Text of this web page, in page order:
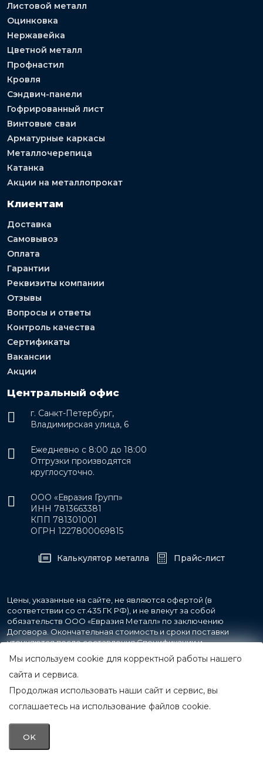
Листовой металл
Оцинковка
Нержавейка
Цветной металл
Профнастил
Кровля
Сэндвич-панели
Гофрированный лист
Винтовые сваи
Арматурные каркасы
Металлочерепица
Катанка
Акции на металлопрокат
Клиентам
Доставка
Самовывоз
Оплата
Гарантии
Реквизиты компании
Отзывы
Вопросы и ответы
Контроль качества
Сертификаты
Вакансии
Акции
Центральный офис
г. Санкт-Петербург,
Владимирская улица, 6
Ежедневно с 8:00 до 18:00
Отгрузки производятся
круглосуточно.
ООО «Евразия Групп»
ИНН 7813663381
КПП 781301001
ОГРН 1227800069815
Калькулятор металла Прайс-лист
Цены, указанные на сайте, не являются офертой (в
соответствии со ст.435 ГК РФ), и не влекут за собой
обязательств ООО «Евразия Металл» по заключению
Договора. Окончательная стоимость и сроки поставки
уточняются после составления Спецификации и
фиксируются в Счете на оплату, а также Спецификации на
поставку товара.
© 2007-2026 Все права защищены.
ООО «Евразия Металл»
Мы используем cookie для корректной работы нашего
сайта и сервиса.
Продолжая использовать наши сайт и сервис, вы
соглашаетесь на использование файлов cookie.
OK